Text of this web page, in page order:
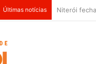
Últimas notícias